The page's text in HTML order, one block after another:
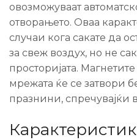
овозможуваат
отворањето. Оваа
случаи кога сакате да
за свеж воздух, но не
просторијата.
мрежата ќе се затвори
празнини, спречувајќи